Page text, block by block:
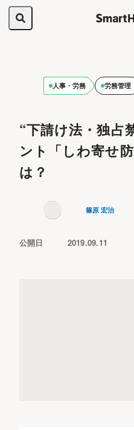
人事・労務 労務管理
“下請け法・独占
ント「しわ寄せ
は？
篠原 宏治
公開日 2019.09.11